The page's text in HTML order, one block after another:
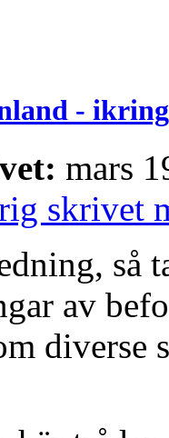
- ikring
mars
skrivet
så
av
diverse